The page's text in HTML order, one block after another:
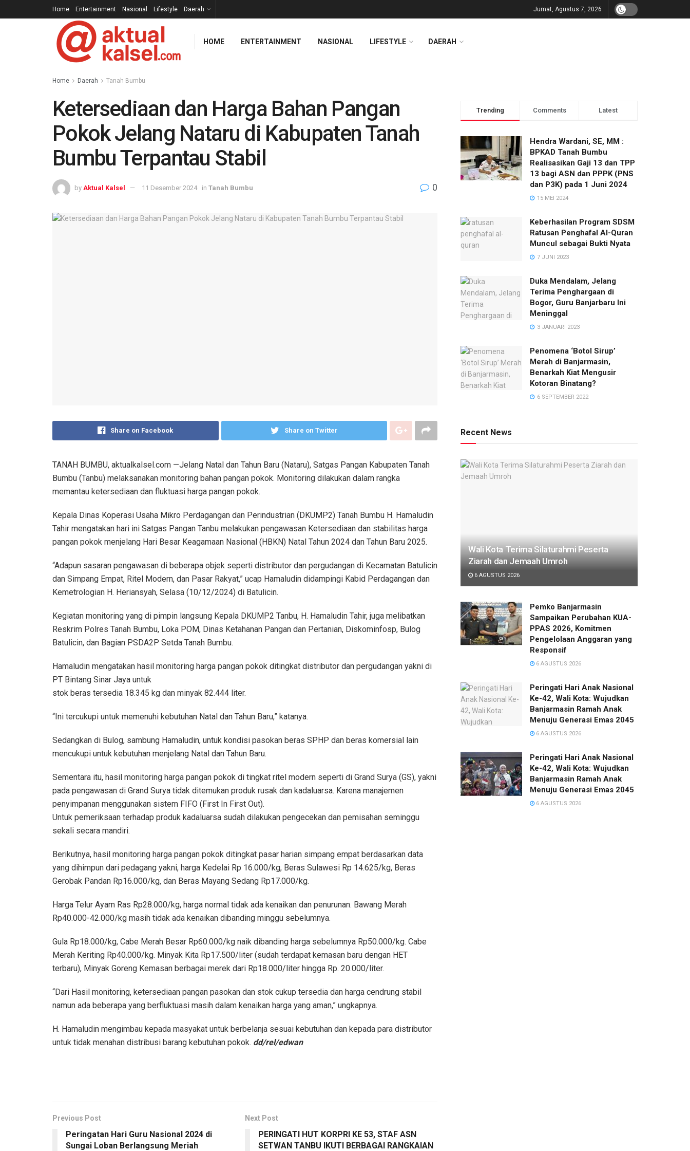
Home Entertainment Nasional Lifestyle Daerah Jumat, Agustus 7, 2026
HOME ENTERTAINMENT NASIONAL LIFESTYLE DAERAH
Home Daerah Tanah Bumbu
Ketersediaan dan Harga Bahan Pangan
Pokok Jelang Nataru di Kabupaten Tanah
Bumbu Terpantau Stabil
by Aktual Kalsel 11 Desember 2024 in Tanah Bumbu 0
Share on Facebook Share on Twitter
TANAH BUMBU, aktualkalsel.com —Jelang Natal dan Tahun Baru (Nataru), Satgas Pangan Kabupaten Tanah
Bumbu (Tanbu) melaksanakan monitoring bahan pangan pokok. Monitoring dilakukan dalam rangka
memantau ketersediaan dan fluktuasi harga pangan pokok.
Kepala Dinas Koperasi Usaha Mikro Perdagangan dan Perindustrian (DKUMP2) Tanah Bumbu H. Hamaludin
Tahir mengatakan hari ini Satgas Pangan Tanbu melakukan pengawasan Ketersediaan dan stabilitas harga
pangan pokok menjelang Hari Besar Keagamaan Nasional (HBKN) Natal Tahun 2024 dan Tahun Baru 2025.
“Adapun sasaran pengawasan di beberapa objek seperti distributor dan pergudangan di Kecamatan Batulicin
dan Simpang Empat, Ritel Modern, dan Pasar Rakyat,” ucap Hamaludin didampingi Kabid Perdagangan dan
Kemetrologian H. Heriansyah, Selasa (10/12/2024) di Batulicin.
Kegiatan monitoring yang di pimpin langsung Kepala DKUMP2 Tanbu, H. Hamaludin Tahir, juga melibatkan
Reskrim Polres Tanah Bumbu, Loka POM, Dinas Ketahanan Pangan dan Pertanian, Diskominfosp, Bulog
Batulicin, dan Bagian PSDA2P Setda Tanah Bumbu.
Hamaludin mengatakan hasil monitoring harga pangan pokok ditingkat distributor dan pergudangan yakni di
PT Bintang Sinar Jaya untuk
stok beras tersedia 18.345 kg dan minyak 82.444 liter.
“Ini tercukupi untuk memenuhi kebutuhan Natal dan Tahun Baru,” katanya.
Sedangkan di Bulog, sambung Hamaludin, untuk kondisi pasokan beras SPHP dan beras komersial lain
mencukupi untuk kebutuhan menjelang Natal dan Tahun Baru.
Sementara itu, hasil monitoring harga pangan pokok di tingkat ritel modern seperti di Grand Surya (GS), yakni
pada pengawasan di Grand Surya tidak ditemukan produk rusak dan kadaluarsa. Karena manajemen
penyimpanan menggunakan sistem FIFO (First In First Out).
Untuk pemeriksaan terhadap produk kadaluarsa sudah dilakukan pengecekan dan pemisahan seminggu
sekali secara mandiri.
Berikutnya, hasil monitoring harga pangan pokok ditingkat pasar harian simpang empat berdasarkan data
yang dihimpun dari pedagang yakni, harga Kedelai Rp 16.000/kg, Beras Sulawesi Rp 14.625/kg, Beras
Gerobak Pandan Rp16.000/kg, dan Beras Mayang Sedang Rp17.000/kg.
Harga Telur Ayam Ras Rp28.000/kg, harga normal tidak ada kenaikan dan penurunan. Bawang Merah
Rp40.000-42.000/kg masih tidak ada kenaikan dibanding minggu sebelumnya.
Gula Rp18.000/kg, Cabe Merah Besar Rp60.000/kg naik dibanding harga sebelumnya Rp50.000/kg. Cabe
Merah Keriting Rp40.000/kg. Minyak Kita Rp17.500/liter (sudah terdapat kemasan baru dengan HET
terbaru), Minyak Goreng Kemasan berbagai merek dari Rp18.000/liter hingga Rp. 20.000/liter.
“Dari Hasil monitoring, ketersediaan pangan pasokan dan stok cukup tersedia dan harga cendrung stabil
namun ada beberapa yang berfluktuasi masih dalam kenaikan harga yang aman,” ungkapnya.
H. Hamaludin mengimbau kepada masyakat untuk berbelanja sesuai kebutuhan dan kepada para distributor
untuk tidak menahan distribusi barang kebutuhan pokok. dd/rel/edwan
Previous Post
Peringatan Hari Guru Nasional 2024 di
Sungai Loban Berlangsung Meriah
Next Post
PERINGATI HUT KORPRI KE 53, STAF ASN
SETWAN TANBU IKUTI BERBAGAI RANGKAIAN
Trending Comments Latest
Hendra Wardani, SE, MM :
BPKAD Tanah Bumbu
Realisasikan Gaji 13 dan TPP
13 bagi ASN dan PPPK (PNS
dan P3K) pada 1 Juni 2024
15 MEI 2024
Keberhasilan Program SDSM
Ratusan Penghafal Al-Quran
Muncul sebagai Bukti Nyata
7 JUNI 2023
Duka Mendalam, Jelang
Terima Penghargaan di
Bogor, Guru Banjarbaru Ini
Meninggal
3 JANUARI 2023
Penomena ‘Botol Sirup’
Merah di Banjarmasin,
Benarkah Kiat Mengusir
Kotoran Binatang?
6 SEPTEMBER 2022
Recent News
Wali Kota Terima Silaturahmi Peserta
Ziarah dan Jemaah Umroh
6 AGUSTUS 2026
Pemko Banjarmasin
Sampaikan Perubahan KUA-
PPAS 2026, Komitmen
Pengelolaan Anggaran yang
Responsif
6 AGUSTUS 2026
Peringati Hari Anak Nasional
Ke-42, Wali Kota: Wujudkan
Banjarmasin Ramah Anak
Menuju Generasi Emas 2045
6 AGUSTUS 2026
Peringati Hari Anak Nasional
Ke-42, Wali Kota: Wujudkan
Banjarmasin Ramah Anak
Menuju Generasi Emas 2045
6 AGUSTUS 2026